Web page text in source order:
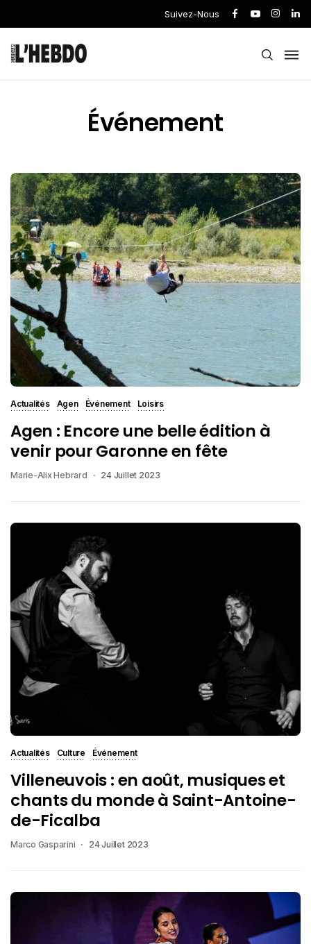
Suivez-Nous
Événement
Actualités Agen Événement Loisirs
Agen : Encore une belle édition à
venir pour Garonne en fête
Marie-Alix Hebrard 24 Juillet 2023
Actualités Culture Événement
Villeneuvois : en août, musiques et
chants du monde à Saint-Antoine-
de-Ficalba
Marco Gasparini 24 Juillet 2023